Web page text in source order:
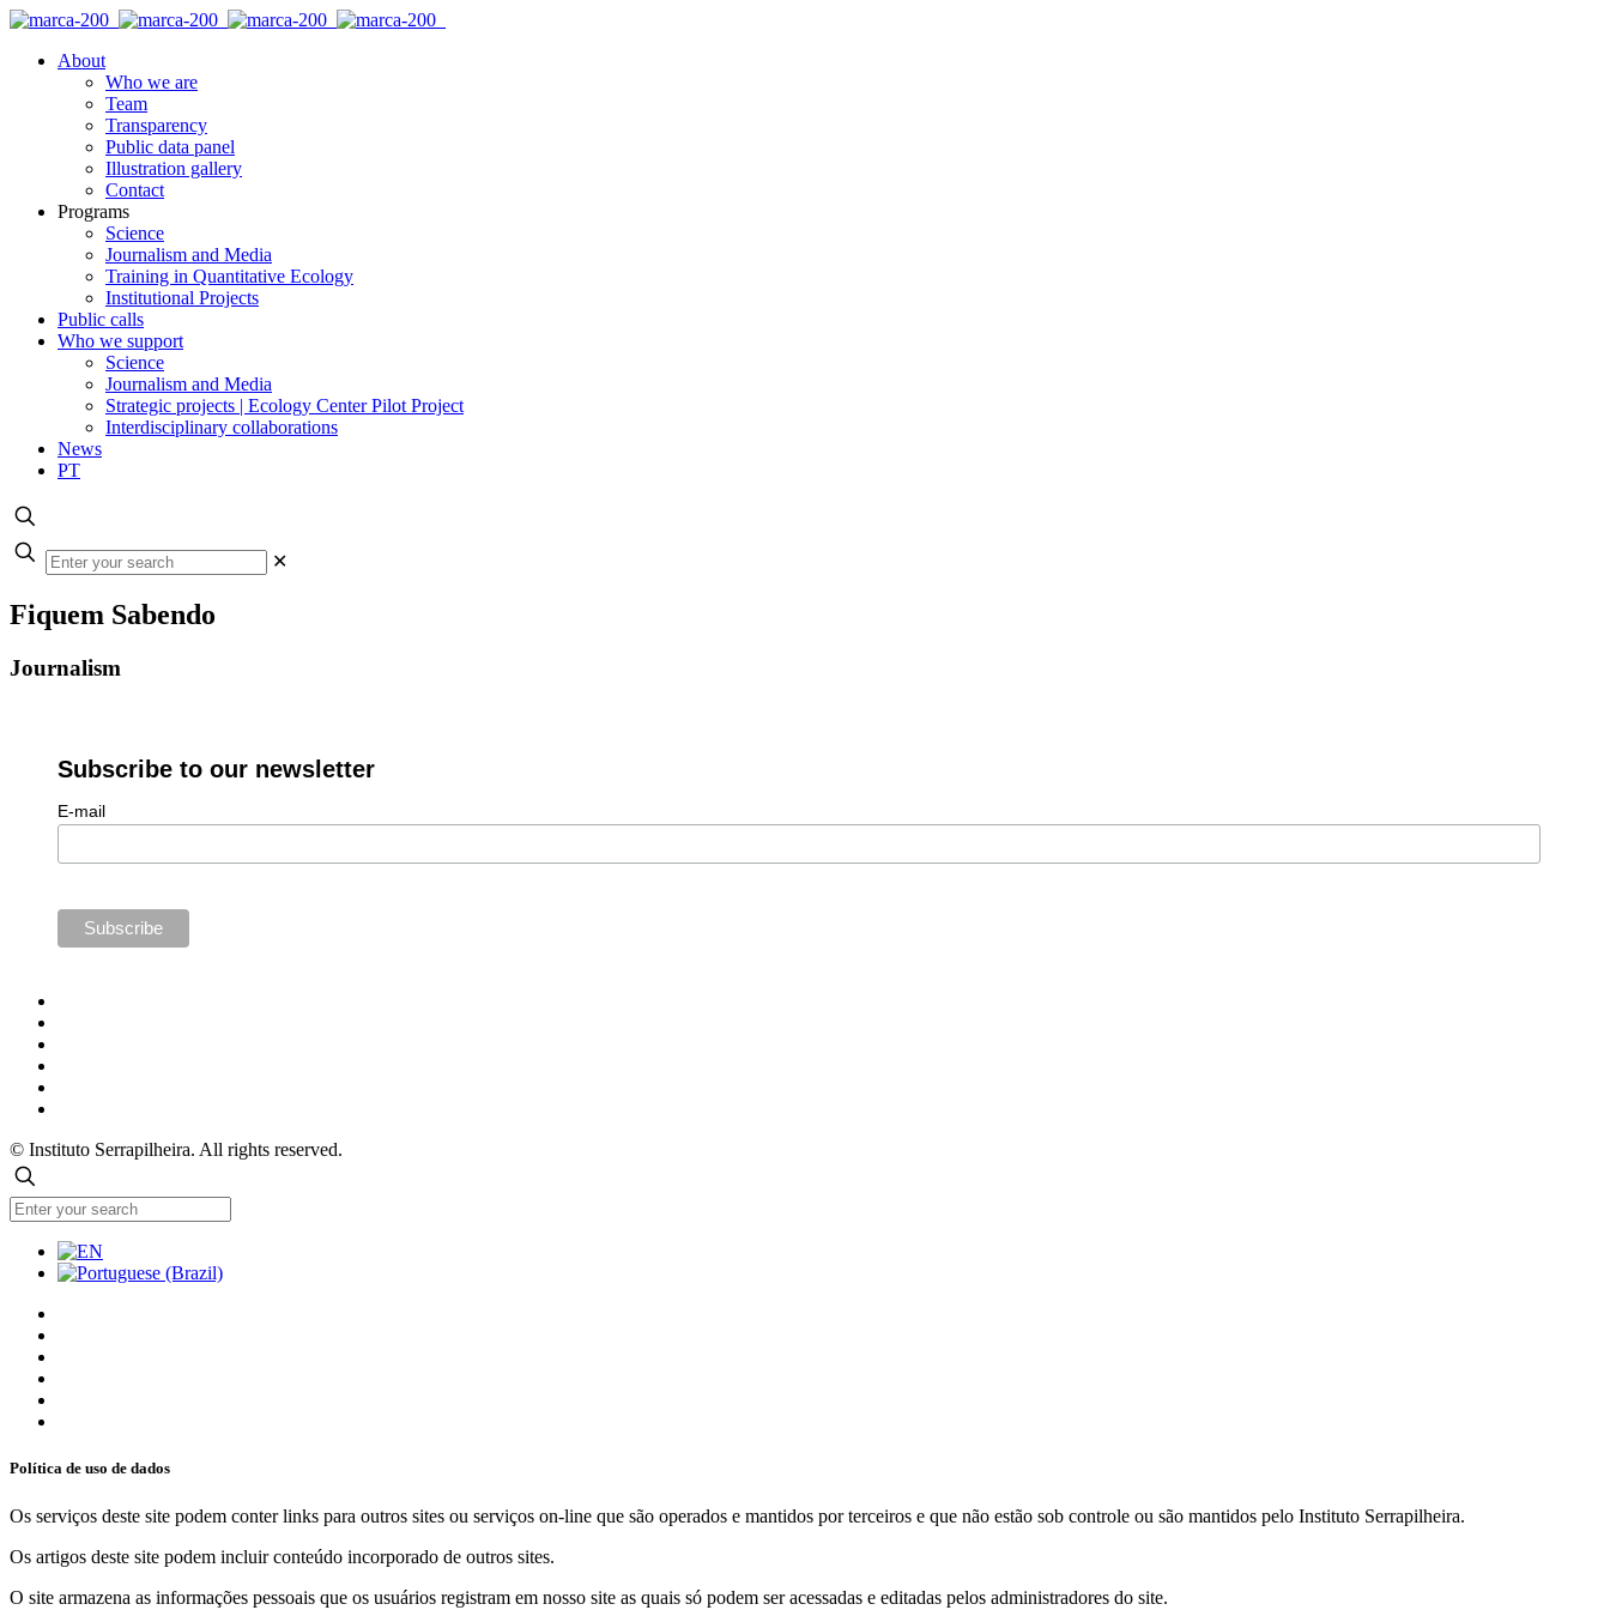
About
Who we are
Team
Transparency
Public data panel
Illustration gallery
Contact
Programs
Science
Journalism and Media
Training in Quantitative Ecology
Institutional Projects
Public calls
Who we support
Science
Journalism and Media
Strategic projects | Ecology Center Pilot Project
Interdisciplinary collaborations
News
PT
✕
Fiquem Sabendo
Journalism
Subscribe to our newsletter
E-mail
© Instituto Serrapilheira. All rights reserved.
Política de uso de dados
Os serviços deste site podem conter links para outros sites ou serviços on-line que são operados e mantidos por terceiros e que não estão sob controle ou são mantidos pelo Instituto Serrapilheira.
Os artigos deste site podem incluir conteúdo incorporado de outros sites.
O site armazena as informações pessoais que os usuários registram em nosso site as quais só podem ser acessadas e editadas pelos administradores do site.